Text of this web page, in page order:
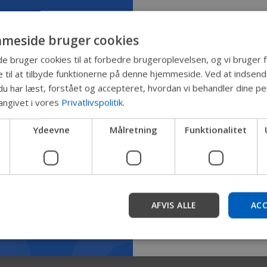
more
Prøv vores
Permobil-
Vi tester en hurtigere
produkter, få
enhedssupport.
bruger cookies
bruger cookies til at forbedre brugeroplevelsen, og vi bruger
at tilbyde funktionerne på denne hjemmeside. Ved at
har læst, forstået og accepteret, hvordan vi behandler dine
i vores Privatlivspolitik.
Ydeevne Målretning Funktionalitet
AFVIS ALLE